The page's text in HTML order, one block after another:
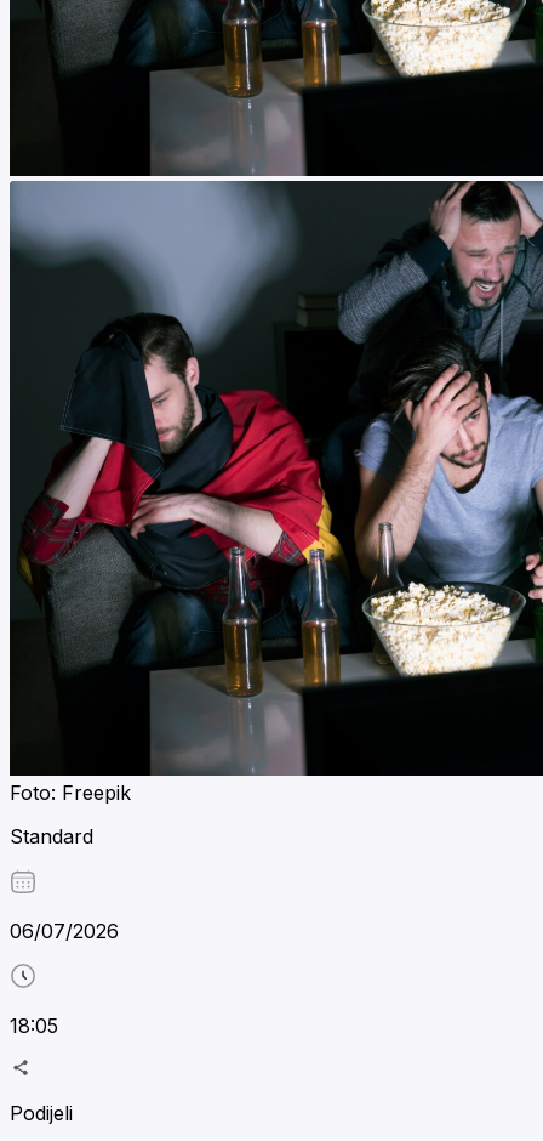
Foto: Freepik
Standard
06/07/2026
18:05
Podijeli